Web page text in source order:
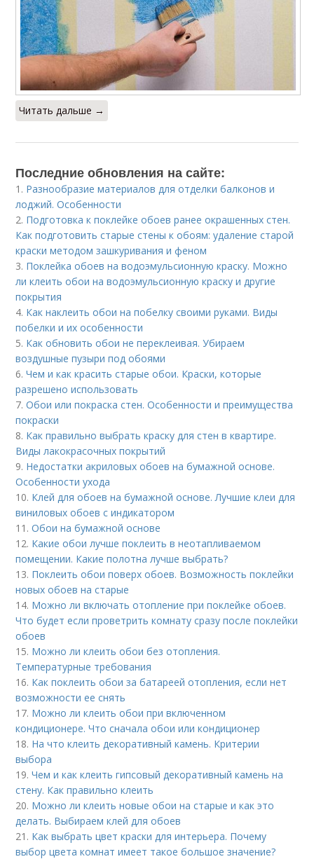
Читать дальше →
Последние обновления на сайте:
1. Разнообразие материалов для отделки балконов и
лоджий. Особенности
2. Подготовка к поклейке обоев ранее окрашенных стен.
Как подготовить старые стены к обоям: удаление старой
краски методом зашкуривания и феном
3. Поклейка обоев на водоэмульсионную краску. Можно
ли клеить обои на водоэмульсионную краску и другие
покрытия
4. Как наклеить обои на побелку своими руками. Виды
побелки и их особенности
5. Как обновить обои не переклеивая. Убираем
воздушные пузыри под обоями
6.Чем и как красить старые обои. Краски, которые
разрешено использовать
7.Обои или покраска стен. Особенности и преимущества
покраски
8. Как правильно выбрать краску для стен в квартире.
Виды лакокрасочных покрытий
9. Недостатки акриловых обоев на бумажной основе.
Особенности ухода
10. Клей для обоев на бумажной основе. Лучшие клеи для
виниловых обоев с индикатором
11.Обои на бумажной основе
12. Какие обои лучше поклеить в неотапливаемом
помещении. Какие полотна лучше выбрать?
13. Поклеить обои поверх обоев. Возможность поклейки
новых обоев на старые
14. Можно ли включать отопление при поклейке обоев.
Что будет если проветрить комнату сразу после поклейки
обоев
15. Можно ли клеить обои без отопления.
Температурные требования
16. Как поклеить обои за батареей отопления, если нет
возможности ее снять
17. Можно ли клеить обои при включенном
кондиционере. Что сначала обои или кондиционер
18. На что клеить декоративный камень. Критерии
выбора
19.Чем и как клеить гипсовый декоративный камень на
стену. Как правильно клеить
20. Можно ли клеить новые обои на старые и как это
делать. Выбираем клей для обоев
21. Как выбрать цвет краски для интерьера. Почему
выбор цвета комнат имеет такое большое значение?